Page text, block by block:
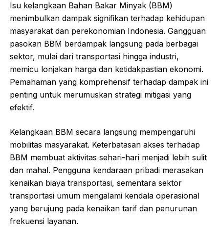
Isu kelangkaan Bahan Bakar Minyak (BBM)
menimbulkan dampak signifikan terhadap kehidupan
masyarakat dan perekonomian Indonesia. Gangguan
pasokan BBM berdampak langsung pada berbagai
sektor, mulai dari transportasi hingga industri,
memicu lonjakan harga dan ketidakpastian ekonomi.
Pemahaman yang komprehensif terhadap dampak ini
penting untuk merumuskan strategi mitigasi yang
efektif.
Kelangkaan BBM secara langsung mempengaruhi
mobilitas masyarakat. Keterbatasan akses terhadap
BBM membuat aktivitas sehari-hari menjadi lebih sulit
dan mahal. Pengguna kendaraan pribadi merasakan
kenaikan biaya transportasi, sementara sektor
transportasi umum mengalami kendala operasional
yang berujung pada kenaikan tarif dan penurunan
frekuensi layanan.